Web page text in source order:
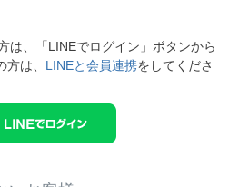
は、「LINEでログイン」ボタンから
は、 LINEと会員連携をしてくださ